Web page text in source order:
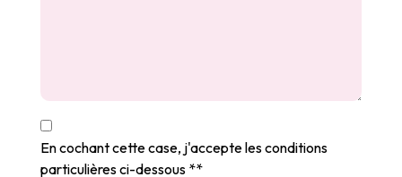
En cochant cette case, j'accepte les conditions
particulières ci-dessous **